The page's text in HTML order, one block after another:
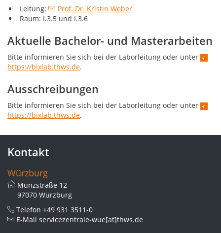
Leitung:
Prof. Dr. Kristin Weber
Raum: I.3.5 und I.3.6
Aktuelle Bachelor- und Masterarbeiten
Bitte informieren Sie sich bei der Laborleitung oder unter
https://bixlab.thws.de.
Ausschreibungen
Bitte informieren Sie sich bei der Laborleitung oder unter
https://bixlab.thws.de.
Kontakt
Würzburg
Münzstraße 12
97070 Würzburg
Telefon +49 931 3511-0
E-Mail servicezentrale-wue[at]thws.de